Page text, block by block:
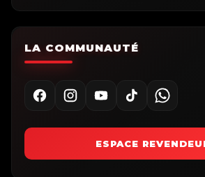
LA COMMUNAUTÉ
ESPACE